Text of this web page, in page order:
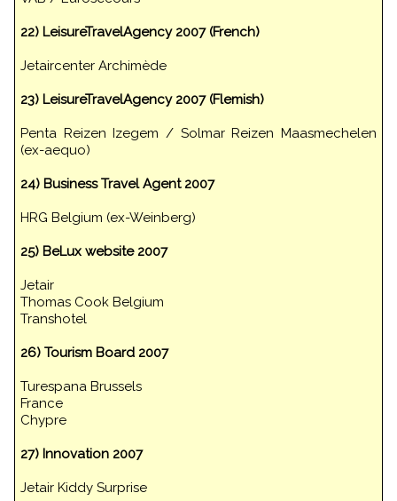
22) LeisureTravelAgency 2007 (French)
Jetaircenter Archimède
23) LeisureTravelAgency 2007 (Flemish)
Penta Reizen Izegem / Solmar Reizen Maasmechelen
(ex-aequo)
24) Business Travel Agent 2007
HRG Belgium (ex-Weinberg)
25) BeLux website 2007
Jetair
Thomas Cook Belgium
Transhotel
26) Tourism Board 2007
Turespana Brussels
France
Chypre
27) Innovation 2007
Jetair Kiddy Surprise